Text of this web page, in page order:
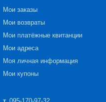
Мои заказы
Мои возвраты
Мои платёжные квитанции
Мои адреса
Моя личная информация
Мои купоны